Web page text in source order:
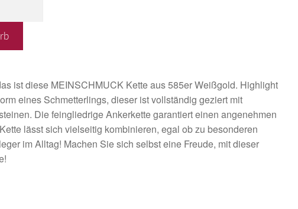
ist diese MEINSCHMUCK Kette aus 585er Weißgold. Highlight
eines Schmetterlings, dieser ist vollständig geziert mit
Die feingliedrige Ankerkette garantiert einen angenehmen
lässt sich vielseitig kombinieren, egal ob zu besonderen
im Alltag! Machen Sie sich selbst eine Freude, mit dieser